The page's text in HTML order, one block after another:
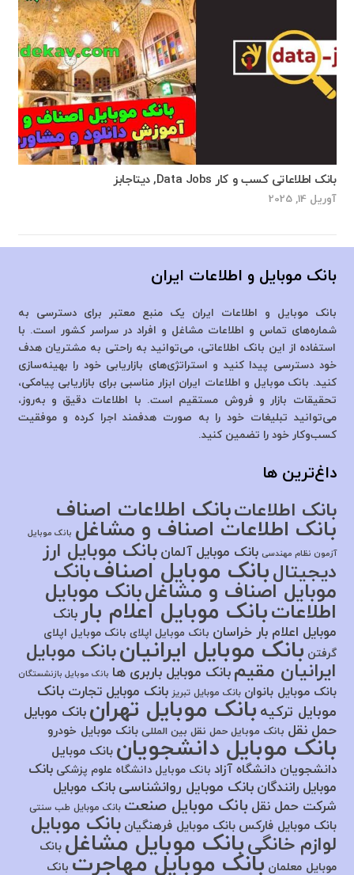
بانک اطلاعاتی کسب و کار Data Jobs, دیتاجابز
آوریل 14, 2025
بانک موبایل و اطلاعات ایران
بانک موبایل و اطلاعات ایران یک منبع معتبر برای دسترسی به
شماره‌های تماس و اطلاعات مشاغل و افراد در سراسر کشور است. با
استفاده از این بانک اطلاعاتی، می‌توانید به راحتی به مشتریان هدف
خود دسترسی پیدا کنید و استراتژی‌های بازاریابی خود را بهینه‌سازی
کنید. بانک موبایل و اطلاعات ایران ابزار مناسبی برای بازاریابی پیامکی،
تحقیقات بازار و فروش مستقیم است. با اطلاعات دقیق و به‌روز،
می‌توانید تبلیغات خود را به صورت هدفمند اجرا کرده و موفقیت
کسب‌وکار خود را تضمین کنید.
داغ‌ترین ها
بانک اطلاعاتبانک اطلاعات اصناف
بانک اطلاعات اصناف و مشاغل بانک موبایل
آزمون نظام مهندسی بانک موبایل آلمان بانک موبایل ارز
دیجیتالبانک موبایل اصنافبانک
موبایل اصناف و مشاغلبانک موبایل
اطلاعاتبانک موبایل اعلام باربانک
موبایل اعلام بار خراسان بانک موبایل اپلای بانک موبایل اپلای
گرفتن بانک موبایل ایرانیانبانک موبایل
ایرانیان مقیم بانک موبایل باربری ها بانک موبایل بازنشستگان
بانک موبایل بانوان بانک موبایل تبریز بانک موبایل تجارت بانک
موبایل ترکیه بانک موبایل تهران بانک موبایل
حمل نقل بانک موبایل حمل نقل بین المللی بانک موبایل خودرو
بانک موبایل دانشجویان بانک موبایل
دانشجویان دانشگاه آزاد بانک موبایل دانشگاه علوم پزشکی بانک
موبایل رانندگان بانک موبایل روانشناسی بانک موبایل
شرکت حمل نقل بانک موبایل صنعت بانک موبایل طب سنتی
بانک موبایل فارکس بانک موبایل فرهنگیان بانک موبایل
لوازم خانگیبانک موبایل مشاغلبانک
موبایل معلمان بانک موبایل مهاجرت بانک